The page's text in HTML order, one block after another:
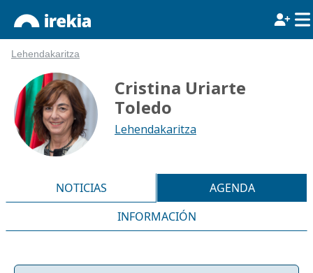
Lehendakaritza
Cristina Uriarte
Toledo
Lehendakaritza
NOTICIAS
AGENDA
INFORMACIÓN